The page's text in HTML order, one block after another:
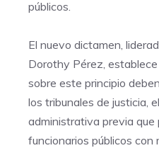
públicos.
El nuevo dictamen,
Dorothy Pérez,
sobre este principio
los tribunales de justicia,
administrativa previa que
funcionarios públicos con